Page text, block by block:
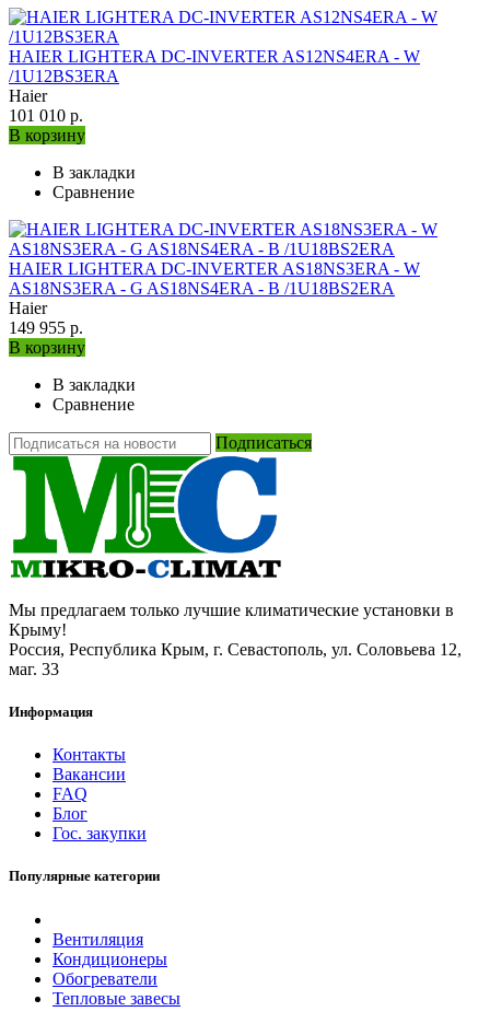
HAIER LIGHTERA DC-INVERTER AS12NS4ERA - W
/1U12BS3ERA
Haier
101 010 р.
В корзину
В закладки
Сравнение
HAIER LIGHTERA DC-INVERTER AS18NS3ERA - W
AS18NS3ERA - G AS18NS4ERA - B /1U18BS2ERA
Haier
149 955 р.
В корзину
В закладки
Сравнение
Подписаться
Мы предлагаем только лучшие климатические установки в
Крыму!
Россия, Республика Крым, г. Севастополь, ул. Соловьева 12,
маг. 33
Информация
Контакты
Вакансии
FAQ
Блог
Гос. закупки
Популярные категории
Вентиляция
Кондиционеры
Обогреватели
Тепловые завесы